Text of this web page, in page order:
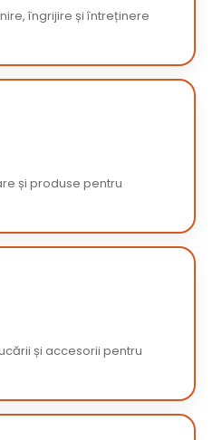
îngrijire și întreținere
și produse pentru
și accesorii pentru